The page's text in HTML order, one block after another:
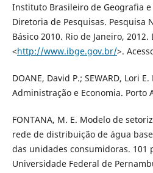
Instituto Brasileiro de Geografia e
Diretoria de Pesquisas. Pesquisa
Básico 2010. Rio de Janeiro,
<http://www.ibge.gov.br/>.
DOANE, David P.; SEWARD, Lori
Administração e Economia. Porto
FONTANA, M. E. Modelo de
rede de distribuição de água
das unidades consumidoras. 101
Universidade Federal de